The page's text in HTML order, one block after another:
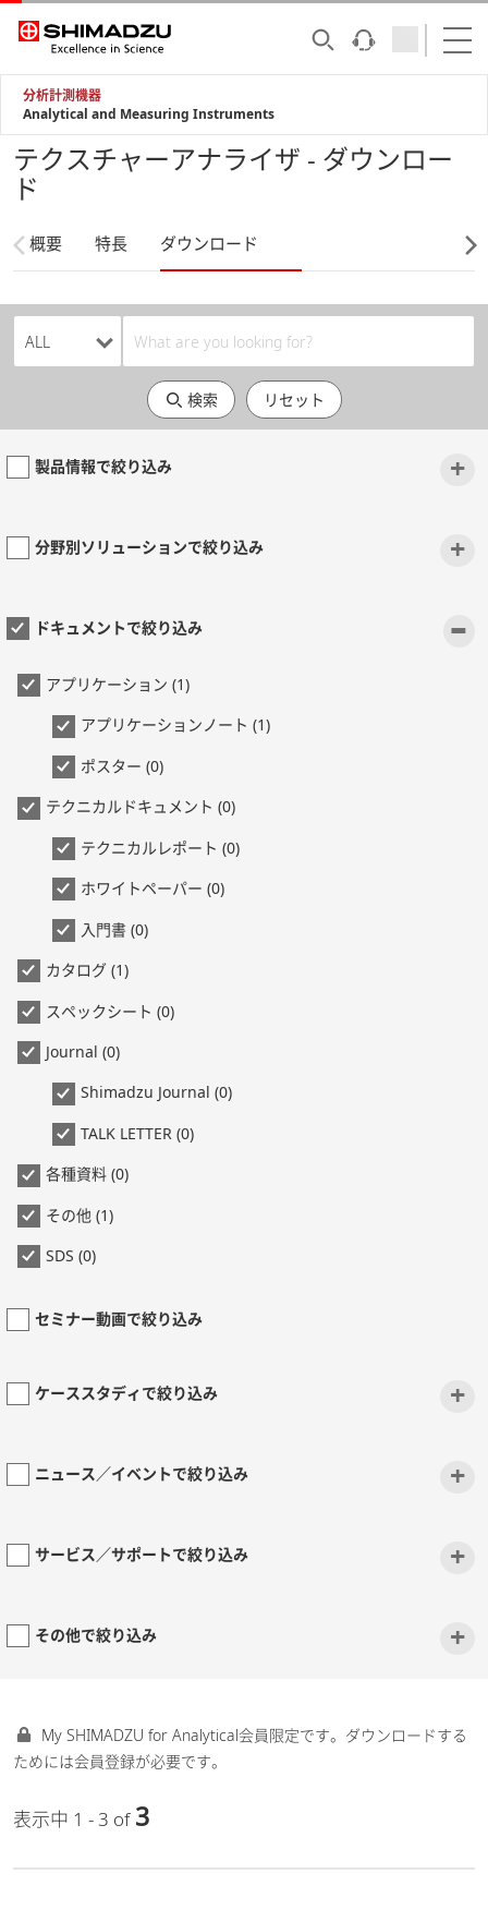
分析計測機器
Analytical and Measuring Instruments
テクスチャーアナライザ - ダウンロー
ド
概要 特長 ダウンロード
検索 リセット
製品情報で絞り込み +
分野別ソリューションで絞り込み +
ドキュメントで絞り込み -
アプリケーション (1)
アプリケーションノート (1)
ポスター (0)
テクニカルドキュメント (0)
テクニカルレポート (0)
ホワイトペーパー (0)
入門書 (0)
カタログ (1)
スペックシート (0)
Journal (0)
Shimadzu Journal (0)
TALK LETTER (0)
各種資料 (0)
その他 (1)
SDS (0)
セミナー動画で絞り込み
ケーススタディで絞り込み +
ニュース／イベントで絞り込み +
サービス／サポートで絞り込み +
その他で絞り込み +
My SHIMADZU for Analytical会員限定です。ダウンロードする
ためには会員登録が必要です。
表示中 1 - 3 of 3